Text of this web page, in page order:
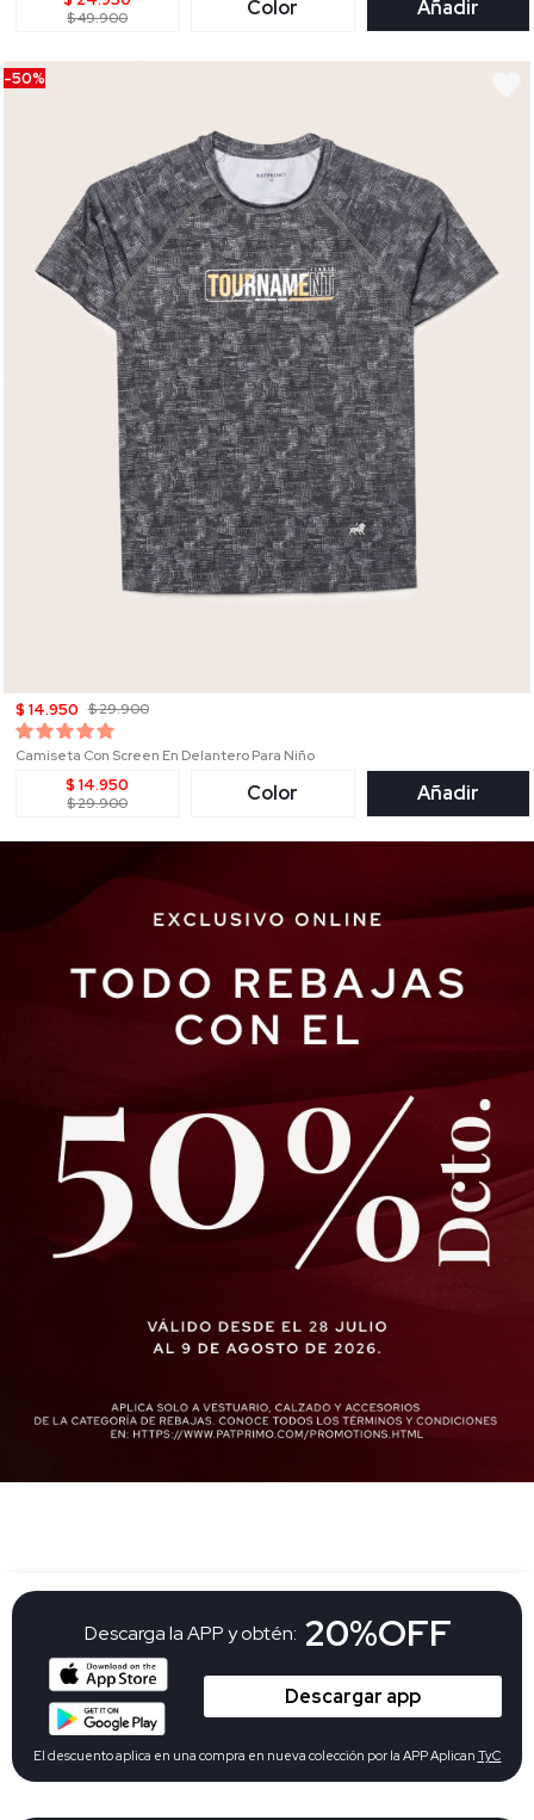
$ 49.900 Color Añadir
-50%
$ 14.950 $ 29.900
Camiseta Con Screen En Delantero Para Niño
$ 14.950
$ 29.900 Color Añadir
Descarga la APP y obtén: 20%OFF
Descargar app
El descuento aplica en una compra en nueva colección por la APP Aplican TyC